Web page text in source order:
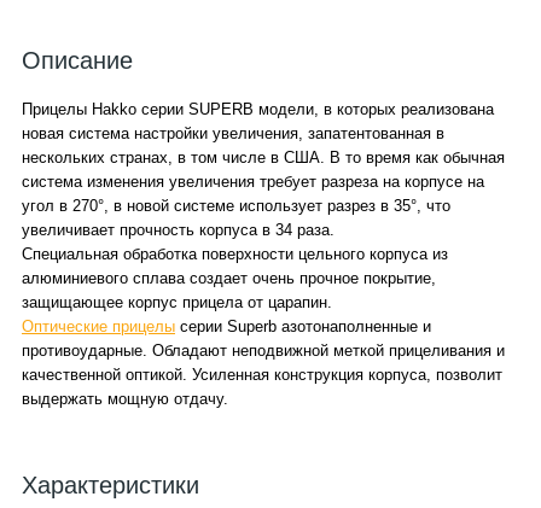
Описание
Прицелы Hakko серии SUPERB модели, в которых реализована
новая система настройки увеличения, запатентованная в
нескольких странах, в том числе в США. В то время как обычная
система изменения увеличения требует разреза на корпусе на
угол в 270°, в новой системе использует разрез в 35°, что
увеличивает прочность корпуса в 34 раза.
Специальная обработка поверхности цельного корпуса из
алюминиевого сплава создает очень прочное покрытие,
защищающее корпус прицела от царапин.
Оптические прицелы серии Superb азотонаполненные и
противоударные. Обладают неподвижной меткой прицеливания и
качественной оптикой. Усиленная конструкция корпуса, позволит
выдержать мощную отдачу.
Характеристики